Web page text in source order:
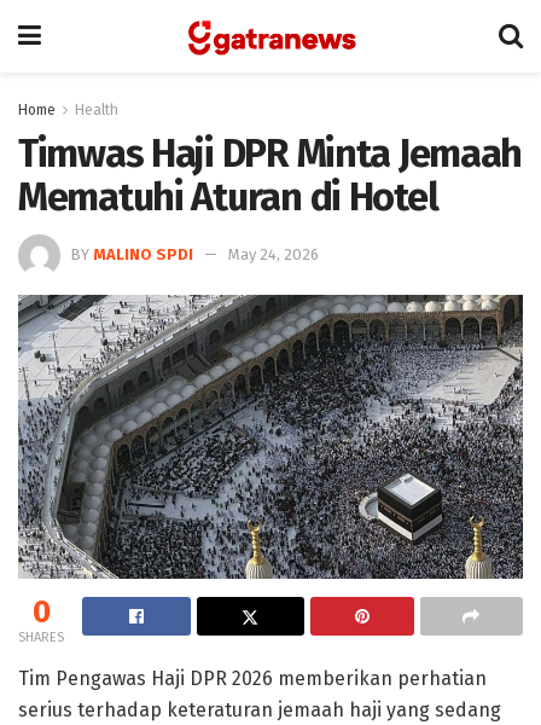
Home Health
Timwas Haji DPR Minta Jemaah
Mematuhi Aturan di Hotel
BY MALINO SPDI May 24, 2026
0
SHARES
Tim Pengawas Haji DPR 2026 memberikan perhatian
serius terhadap keteraturan jemaah haji yang sedang